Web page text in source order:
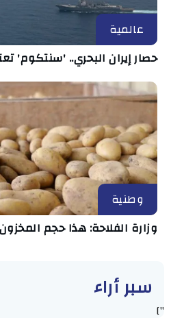
عالمية
حصار إيران البحري.. 'سنتكوم'
وطنية
وزارة الفلاحة: هذا حجم
سبر أراء
"]